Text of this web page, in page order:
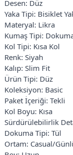
Desen: Düz
Yaka Tipi: Bisiklet
Materyal: Likra
Kumaş Tipi:
Kol Tipi: Kısa Kol
Renk: Siyah
Kalıp: Slim Fit
Ürün Tipi: Düz
Koleksiyon: Basic
Paket İçeriği: Tekli
Kol Boyu: Kısa
Sürdürülebilirlik
Dokuma Tipi: Tül
Ortam: Casual/